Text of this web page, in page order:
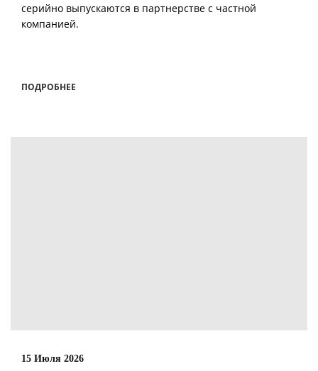
серийно выпускаются в партнерстве с частной
компанией.
ПОДРОБНЕЕ
15 Июля 2026